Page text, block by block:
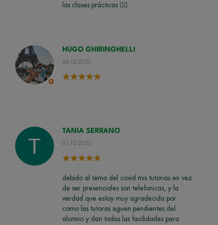
las clases prácticas 👍🏻
HUGO GHIRINGHELLI
26-10-2020
TANIA SERRANO
01-10-2020
debido al tema del covid mis tutorias en vez
de ser presenciales son telefonicas, y la
verdad que estoy muy agradecida por
como las tutoras siguen pendientes del
alumno y dan todas las facilidades para